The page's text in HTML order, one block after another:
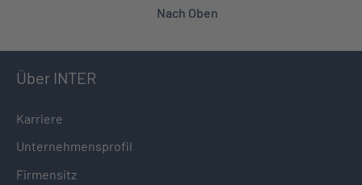
Nach Oben
Über INTER
Karriere
Unternehmensprofil
Firmensitz